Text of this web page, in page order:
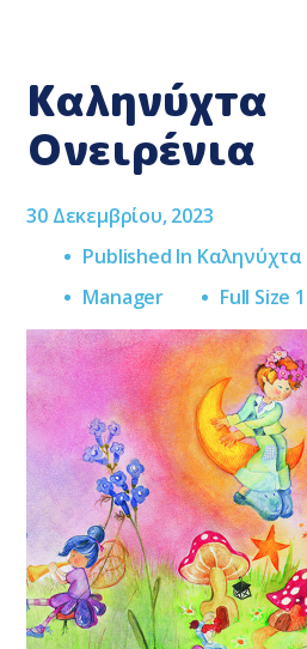
Καληνύχτα
Ονειρένια
30 Δεκεμβρίου, 2023
Published In Καληνύχτα
Manager
Full
Size
Full Size